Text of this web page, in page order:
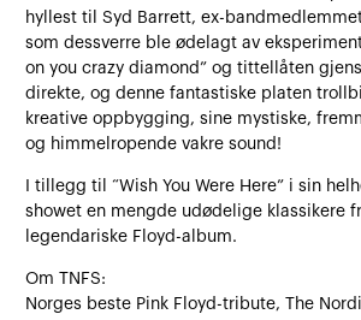
hyllest til Syd Barrett, ex-
som dessverre ble ødelagt av
on you crazy diamond” og tittellåten
direkte, og denne fantastiske platen
kreative oppbygging, sine mystiske,
og himmelropende vakre sound!
I tillegg til “Wish You Were Here” i sin
showet en mengde udødelige klassikere
legendariske Floyd-album.
Om TNFS:
Norges beste Pink Floyd-tribute, The